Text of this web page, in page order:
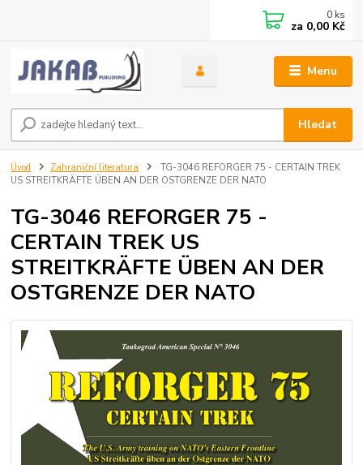
Menu
Hledat
0 ks
za 0,00 Kč
Úvod Zahraniční literatura
TG-3046 REFORGER 75 - CERTAIN TREK
US STREITKRÄFTE ÜBEN AN DER OSTGRENZE DER NATO
TG-3046 REFORGER 75 -
CERTAIN TREK US
STREITKRÄFTE ÜBEN AN DER
OSTGRENZE DER NATO